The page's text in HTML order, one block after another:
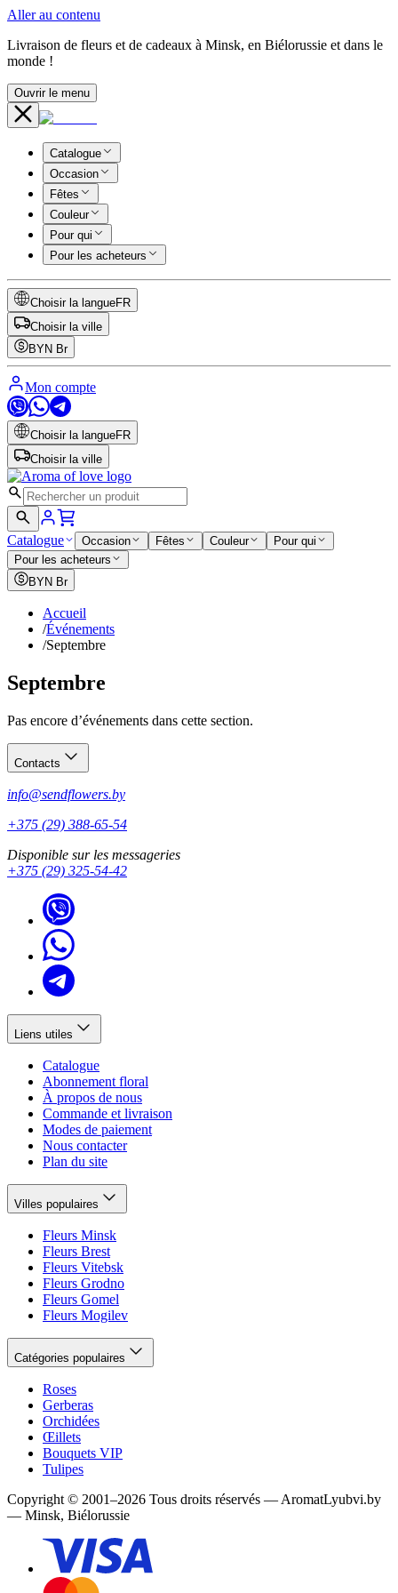
Aller au contenu
Livraison de fleurs et de cadeaux à Minsk, en Biélorussie et dans le
monde !
Ouvrir le menu
Catalogue
Occasion
Fêtes
Couleur
Pour qui
Pour les acheteurs
Choisir la langueFR
Choisir la ville
BYN Br
Mon compte
Choisir la langueFR
Choisir la ville
Catalogue Occasion Fêtes Couleur
Pour qui
Pour les acheteurs
BYN Br
Accueil
/Événements
/Septembre
Septembre
Pas encore d’événements dans cette section.
Contacts
info@sendflowers.by
+375 (29) 388-65-54
Disponible sur les messageries
+375 (29) 325-54-42
Liens utiles
Catalogue
Abonnement floral
À propos de nous
Commande et livraison
Modes de paiement
Nous contacter
Plan du site
Villes populaires
Fleurs Minsk
Fleurs Brest
Fleurs Vitebsk
Fleurs Grodno
Fleurs Gomel
Fleurs Mogilev
Catégories populaires
Roses
Gerberas
Orchidées
Œillets
Bouquets VIP
Tulipes
Copyright © 2001–2026 Tous droits réservés — AromatLyubvi.by
— Minsk, Biélorussie